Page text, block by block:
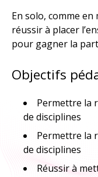
En solo, comme
réussir à placer
pour gagner la
Objectifs
Permettre la
de disciplines
Permettre la
de disciplines
Réussir à